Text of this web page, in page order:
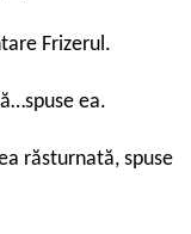
Frizerul.
ea.
răsturnată, spuse